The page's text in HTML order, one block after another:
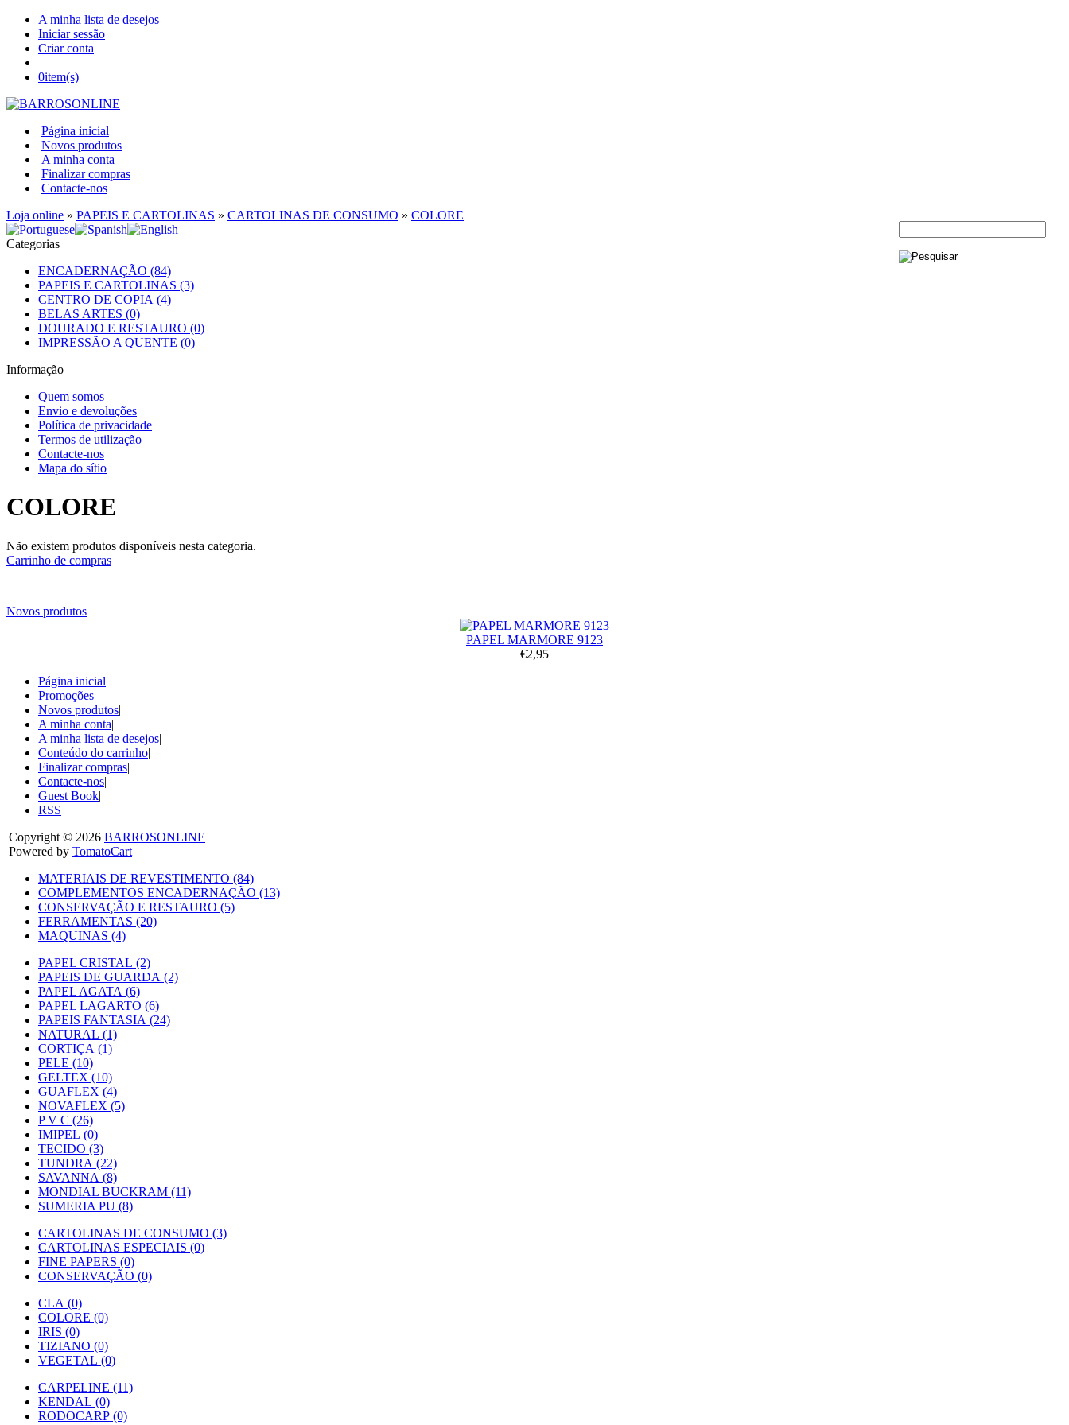
A minha lista de desejos
Iniciar sessão
Criar conta
0item(s)
Página inicial
Novos produtos
A minha conta
Finalizar compras
Contacte-nos
Loja online » PAPEIS E CARTOLINAS » CARTOLINAS DE CONSUMO » COLORE
Categorias
ENCADERNAÇÃO (84)
PAPEIS E CARTOLINAS (3)
CENTRO DE COPIA (4)
BELAS ARTES (0)
DOURADO E RESTAURO (0)
IMPRESSÃO A QUENTE (0)
Informação
Quem somos
Envio e devoluções
Política de privacidade
Termos de utilização
Contacte-nos
Mapa do sítio
COLORE
Não existem produtos disponíveis nesta categoria.
Carrinho de compras
Novos produtos
PAPEL MARMORE 9123
€2,95
Página inicial|
Promoções|
Novos produtos|
A minha conta|
A minha lista de desejos|
Conteúdo do carrinho|
Finalizar compras|
Contacte-nos|
Guest Book|
RSS
Copyright © 2026 BARROSONLINE
Powered by TomatoCart
MATERIAIS DE REVESTIMENTO (84)
COMPLEMENTOS ENCADERNAÇÃO (13)
CONSERVAÇÃO E RESTAURO (5)
FERRAMENTAS (20)
MAQUINAS (4)
PAPEL CRISTAL (2)
PAPEIS DE GUARDA (2)
PAPEL AGATA (6)
PAPEL LAGARTO (6)
PAPEIS FANTASIA (24)
NATURAL (1)
CORTIÇA (1)
PELE (10)
GELTEX (10)
GUAFLEX (4)
NOVAFLEX (5)
P V C (26)
IMIPEL (0)
TECIDO (3)
TUNDRA (22)
SAVANNA (8)
MONDIAL BUCKRAM (11)
SUMERIA PU (8)
CARTOLINAS DE CONSUMO (3)
CARTOLINAS ESPECIAIS (0)
FINE PAPERS (0)
CONSERVAÇÃO (0)
CLA (0)
COLORE (0)
IRIS (0)
TIZIANO (0)
VEGETAL (0)
CARPELINE (11)
KENDAL (0)
RODOCARP (0)